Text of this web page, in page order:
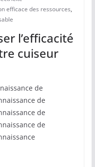
efficace des ressources,
l’efficacité
cuiseur
de
de
de
de